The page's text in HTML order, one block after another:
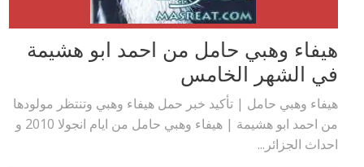
هيفاء وهبي حامل من احمد ابو هشيمة
في الشهر الخامس
هيفاء وهبي حامل | تأكيد خبر حمل هيفاء وهبي وتنتظر مولودها
من احمد ابو هشيمة | هيفاء وهبي حامل من ايام انجولا 2010 و
احداث الجزائر...